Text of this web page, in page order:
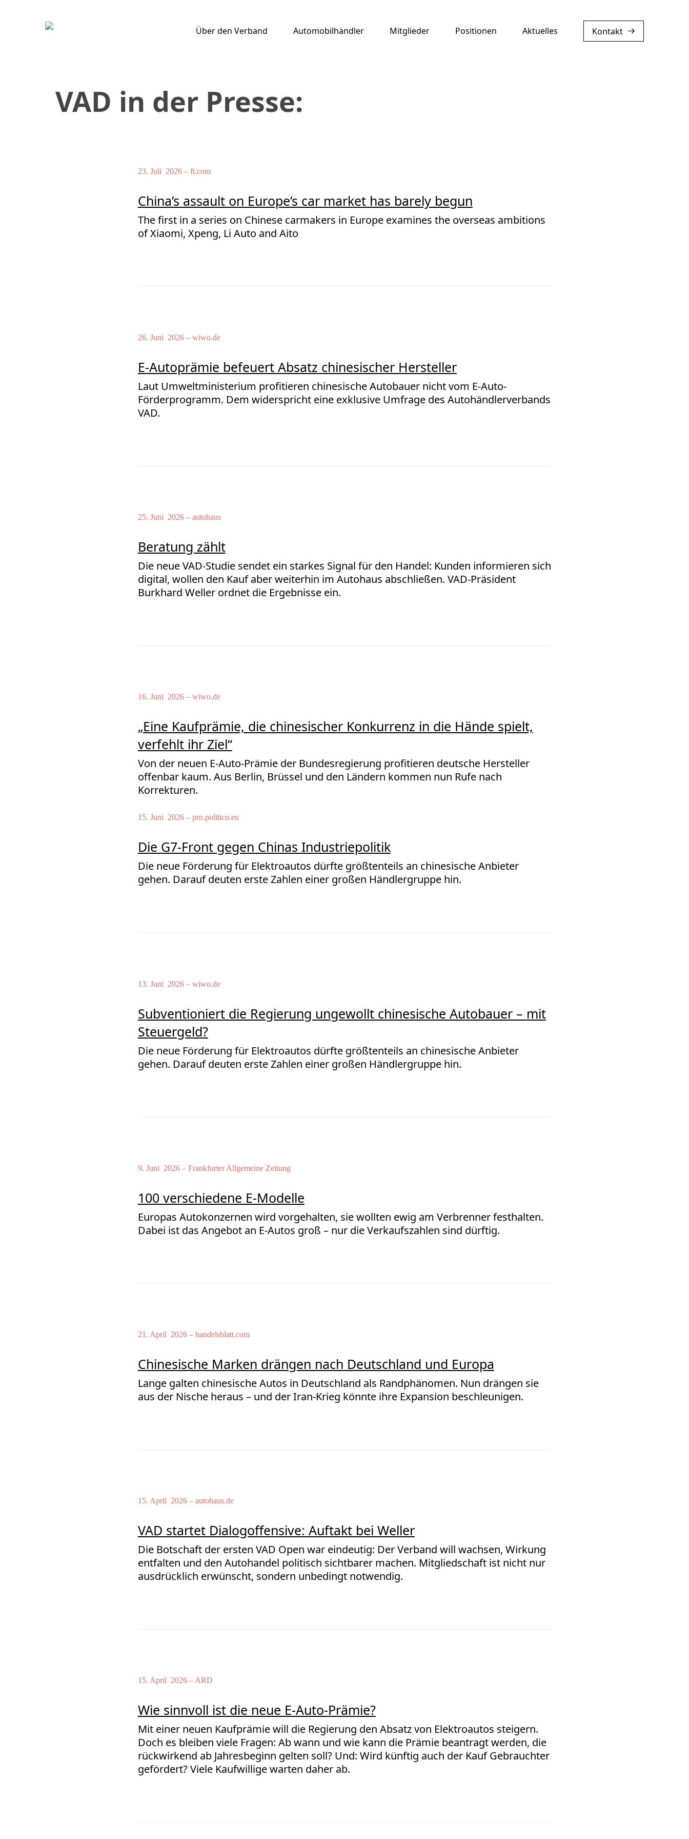
Über den Verband Automobilhändler Mitglieder Positionen Aktuelles Kontakt
VAD in der Presse:
23. Juli 2026 – ft.com
China’s assault on Europe’s car market has barely begun
The first in a series on Chinese carmakers in Europe examines the overseas ambitions
of Xiaomi, Xpeng, Li Auto and Aito
26. Juni 2026 – wiwo.de
E‑Autoprämie befeuert Absatz chinesischer Hersteller
Laut Umweltministerium profitieren chinesische Autobauer nicht vom E-Auto-
Förderprogramm. Dem widerspricht eine exklusive Umfrage des Autohändlerverbands
VAD.
25. Juni 2026 – autohaus
Beratung zählt
Die neue VAD-Studie sendet ein starkes Signal für den Handel: Kunden informieren sich
digital, wollen den Kauf aber weiterhin im Autohaus abschließen. VAD-Präsident
Burkhard Weller ordnet die Ergebnisse ein.
16. Juni 2026 – wiwo.de
„Eine Kaufprämie, die chinesischer Konkurrenz in die Hände spielt,
verfehlt ihr Ziel“
Von der neuen E-Auto-Prämie der Bundesregierung profitieren deutsche Hersteller
oﬀenbar kaum. Aus Berlin, Brüssel und den Ländern kommen nun Rufe nach
Korrekturen.
15. Juni 2026 – pro.politico.eu
Die G7-Front gegen Chinas Industriepolitik
Die neue Förderung für Elektroautos dürfte größtenteils an chinesische Anbieter
gehen. Darauf deuten erste Zahlen einer großen Händlergruppe hin.
13. Juni 2026 – wiwo.de
Subventioniert die Regierung ungewollt chinesische Autobauer – mit
Steuergeld?
Die neue Förderung für Elektroautos dürfte größtenteils an chinesische Anbieter
gehen. Darauf deuten erste Zahlen einer großen Händlergruppe hin.
9. Juni 2026 – Frankfurter Allgemeine Zeitung
100 verschiedene E-Modelle
Europas Autokonzernen wird vorgehalten, sie wollten ewig am Verbrenner festhalten.
Dabei ist das Angebot an E-Autos groß – nur die Verkaufszahlen sind dürftig.
21. April 2026 – handelsblatt.com
Chinesische Marken drängen nach Deutschland und Europa
Lange galten chinesische Autos in Deutschland als Randphänomen. Nun drängen sie
aus der Nische heraus – und der Iran-Krieg könnte ihre Expansion beschleunigen.
15. April 2026 – autohaus.de
VAD startet Dialogoffensive: Auftakt bei Weller
Die Botschaft der ersten VAD Open war eindeutig: Der Verband will wachsen, Wirkung
entfalten und den Autohandel politisch sichtbarer machen. Mitgliedschaft ist nicht nur
ausdrücklich erwünscht, sondern unbedingt notwendig.
15. April 2026 – ARD
Wie sinnvoll ist die neue E-Auto-Prämie?
Mit einer neuen Kaufprämie will die Regierung den Absatz von Elektroautos steigern.
Doch es bleiben viele Fragen: Ab wann und wie kann die Prämie beantragt werden, die
rückwirkend ab Jahresbeginn gelten soll? Und: Wird künftig auch der Kauf Gebrauchter
gefördert? Viele Kaufwillige warten daher ab.